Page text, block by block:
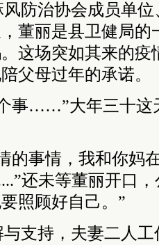
防治协会成员单
董丽是县卫健局的
这场突如其来的疫
父母过年的承诺。
事……”大年三十这
的事情，我和你妈
还未等董丽开口
照顾好自己。”
支持，夫妻二人